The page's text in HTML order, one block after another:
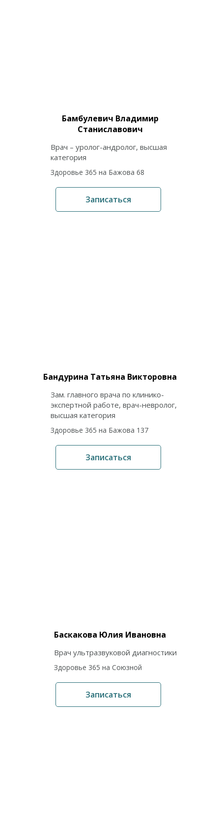
Бамбулевич Владимир
Станиславович
Врач – уролог-андролог, высшая
категория
Здоровье 365 на Бажова 68
Записаться
Бандурина Татьяна Викторовна
Зам. главного врача по клинико-
экспертной работе, врач-невролог,
высшая категория
Здоровье 365 на Бажова 137
Записаться
Баскакова Юлия Ивановна
Врач ультразвуковой диагностики
Здоровье 365 на Союзной
Записаться